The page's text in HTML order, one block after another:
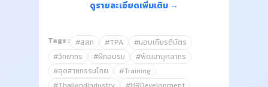
ดูรายละเอียดเพิ่มเติม →
Tags : #สสท #TPA
#มอบเกียรติบัตร
#วิทยากร
#ฝึกอบรม
#พัฒนาบุคลากร
#อุตสาหกรรมไทย
#Training